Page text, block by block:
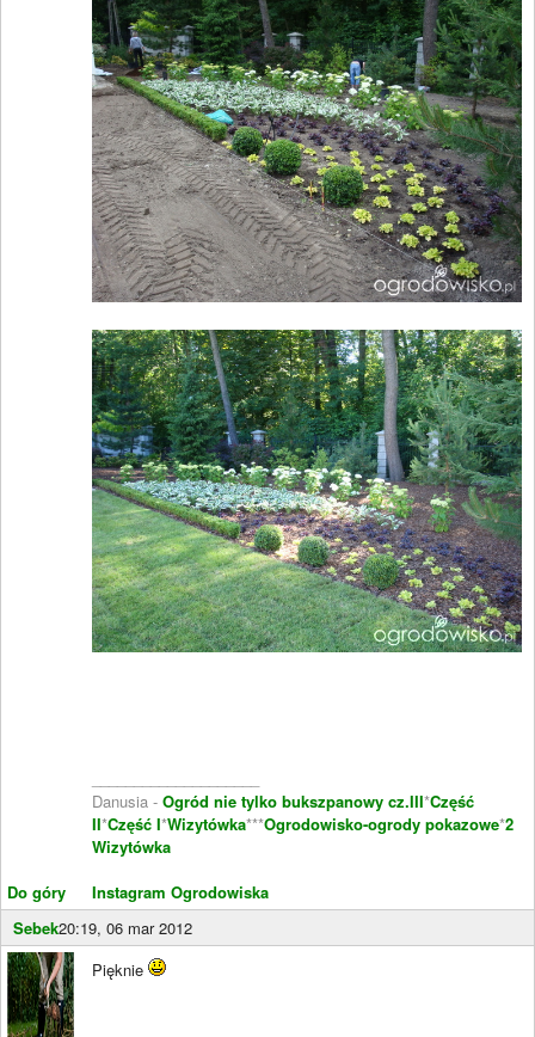
Do góry
Danusia - Ogród nie tylko bukszpanowy cz.III*Część
II*Część I*Wizytówka***Ogrodowisko-ogrody pokazowe*2
Wizytówka
Instagram Ogrodowiska
Sebek20:19, 06 mar 2012
Pięknie